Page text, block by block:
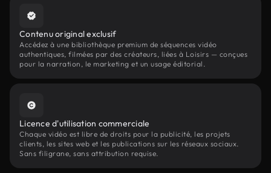
Contenu original exclusif
Accédez à une bibliothèque premium de séquences vidéo
authentiques, filmées par des créateurs, liées à Loisirs — conçues
pour la narration, le marketing et un usage éditorial.
Licence d'utilisation commerciale
Chaque vidéo est libre de droits pour la publicité, les projets
clients, les sites web et les publications sur les réseaux sociaux.
Sans filigrane, sans attribution requise.